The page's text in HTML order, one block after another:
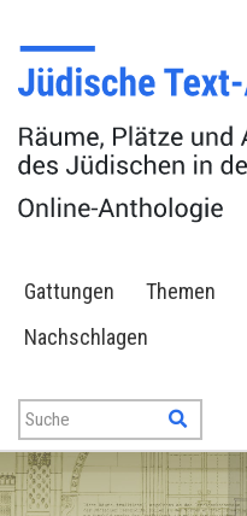
Gattungen Themen
Nachschlagen